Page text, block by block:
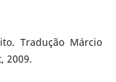
Tradução Márcio
2009.